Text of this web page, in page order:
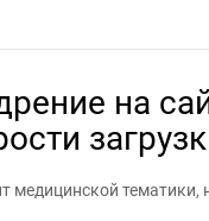
на
медицинской